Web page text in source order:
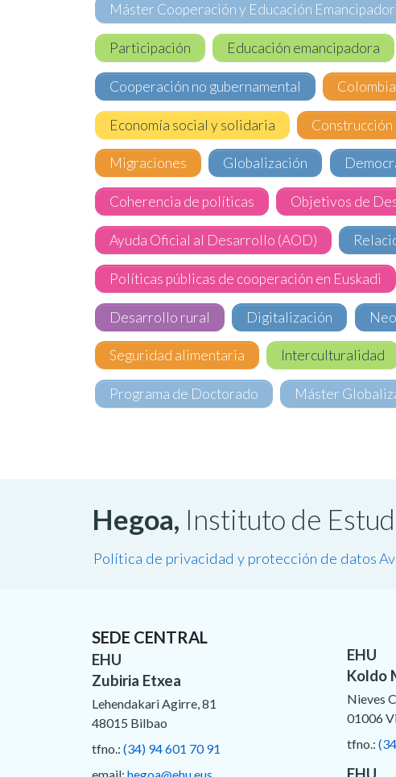
Máster Cooperación y Educación
Participación Educación emancipadora
Cooperación no gubernamental Colombia
Economía social y solidaria Construcción
Migraciones Globalización
Coherencia de políticas Objetivos de
Ayuda Oficial al Desarrollo (AOD)
Políticas públicas de cooperación en Euskadi
Desarrollo rural Digitalización
Seguridad alimentaria Interculturalidad
Programa de Doctorado Máster
Hegoa, Instituto de
Política de privacidad y protección de datos
SEDE CENTRAL
EHU
Zubiria Etxea
Lehendakari Agirre, 81
48015 Bilbao
tfno.: (34) 94 601 70 91
EHU
Koldo
Nieves
01006
tfno.: